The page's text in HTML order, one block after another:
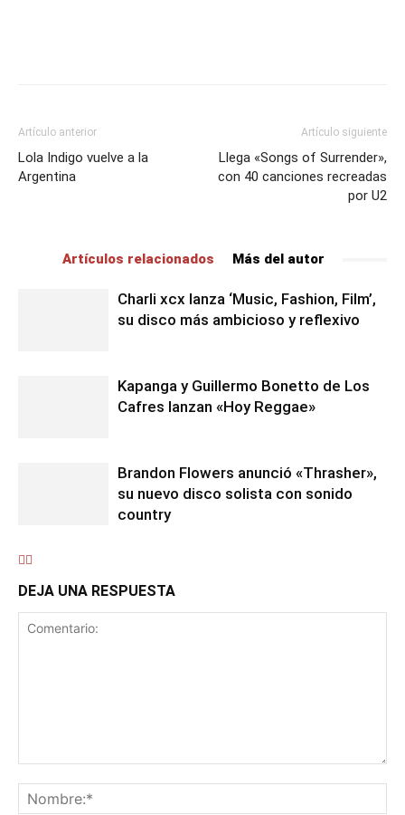
Artículo anterior
Lola Indigo vuelve a la
Argentina
Artículo siguiente
Llega «Songs of Surrender»,
con 40 canciones recreadas
por U2
Artículos relacionados Más del autor
Charli xcx lanza ‘Music, Fashion, Film’,
su disco más ambicioso y reflexivo
Kapanga y Guillermo Bonetto de Los
Cafres lanzan «Hoy Reggae»
Brandon Flowers anunció «Thrasher»,
su nuevo disco solista con sonido
country
DEJA UNA RESPUESTA